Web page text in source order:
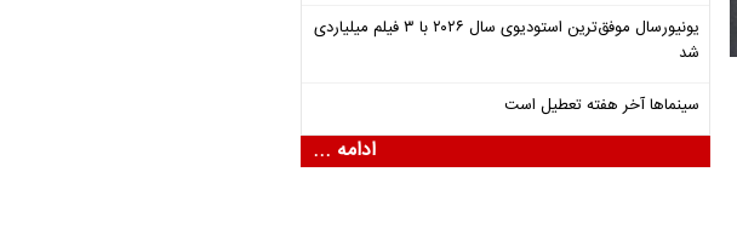
یونیورسال موفق‌ترین استودیوی سال ۲۰۲۶ با ۳ فیلم میلیاردی
شد
سینماها آخر هفته تعطیل است
ادامه ...